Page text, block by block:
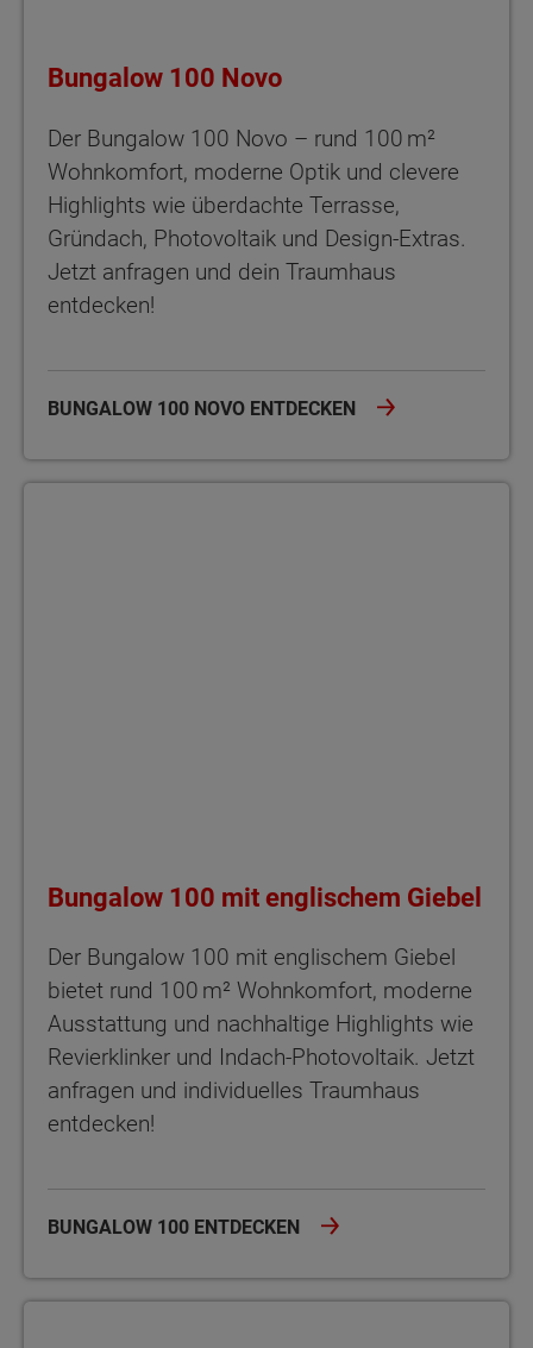
Bungalow 100 Novo
Der Bungalow 100 Novo – rund 100 m²
Wohnkomfort, moderne Optik und clevere
Highlights wie überdachte Terrasse,
Gründach, Photovoltaik und Design-Extras.
Jetzt anfragen und dein Traumhaus
entdecken!
BUNGALOW 100 NOVO ENTDECKEN
Bungalow 100 mit englischem Giebel
Der Bungalow 100 mit englischem Giebel
bietet rund 100 m² Wohnkomfort, moderne
Ausstattung und nachhaltige Highlights wie
Revierklinker und Indach-Photovoltaik. Jetzt
anfragen und individuelles Traumhaus
entdecken!
BUNGALOW 100 ENTDECKEN